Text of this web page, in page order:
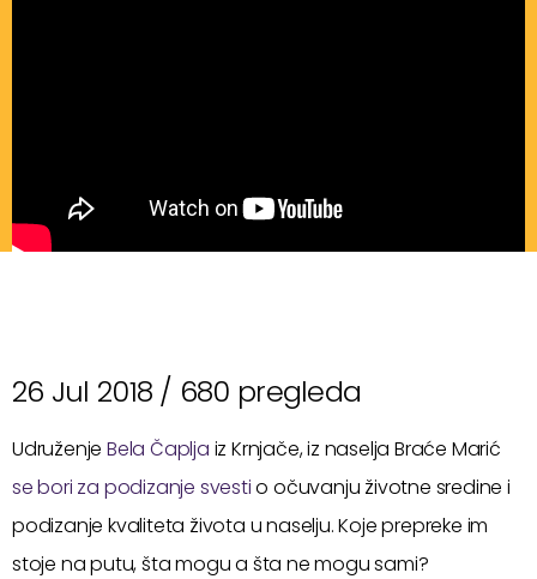
26 Jul 2018 / 680 pregleda
Udruženje Bela Čaplja iz Krnjače, iz naselja Braće Marić
se bori za podizanje svestio očuvanju životne sredine i
podizanje kvaliteta života u naselju. Koje prepreke im
stoje na putu, šta mogu a šta ne mogu sami?